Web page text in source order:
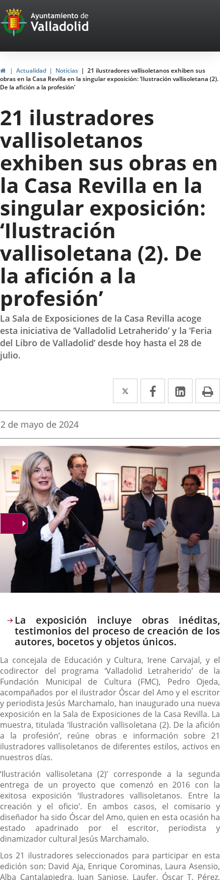
Portal
Web
del
Ayuntamiento
de
Valladolid
InicioActualidad Noticias
21 ilustradores vallisoletanos exhiben sus
obras en la Casa Revilla en la singular exposición: ‘Ilustración vallisoletana (2).
De la afición a la profesión’
21 ilustradores
vallisoletanos
exhiben sus obras en
la Casa Revilla en la
singular exposición:
‘Ilustración
vallisoletana (2). De
la afición a la
profesión’
La Sala de Exposiciones de la Casa Revilla acoge
esta iniciativa de ‘Valladolid Letraherido’ y la ‘Feria
del Libro de Valladolid’ desde hoy hasta el 28 de
julio.
Twitter
Enlace
a
aplicación
externa.
Facebook
Enlace
a
aplicación
externa.
Enlace
a
Fecha
la
2 de mayo de 2024
Descripción
La exposición incluye obras inéditas,
testimonios del proceso de creación de los
autores, bocetos y objetos únicos.
La concejala de Educación y Cultura, Irene Carvajal, y el
codirector del programa ‘Valladolid Letraherido’ de la
Fundación Municipal de Cultura (FMC), Pedro Ojeda,
acompañados por el ilustrador Óscar del Amo y el escritor
y periodista Jesús Marchamalo, han inaugurado una nueva
exposición en la Sala de Exposiciones de la Casa Revilla. La
muestra, titulada ‘Ilustración vallisoletana (2). De la afición
a la profesión’, reúne obras e información sobre 21
ilustradores vallisoletanos de diferentes estilos, activos en
nuestros días.
‘Ilustración vallisoletana (2)’ corresponde a la segunda
entrega de un proyecto que comenzó en 2016 con la
exitosa exposición ‘Ilustradores vallisoletanos. Entre la
creación y el oficio’. En ambos casos, el comisario y
diseñador ha sido Óscar del Amo, quien en esta ocasión ha
estado apadrinado por el escritor, periodista y
dinamizador cultural Jesús Marchamalo.
Los 21 ilustradores seleccionados para participar en esta
edición son: David Aja, Enrique Corominas, Laura Asensio,
Alba Cantalapiedra, Juan Saniose, Laufer, Óscar T. Pérez,